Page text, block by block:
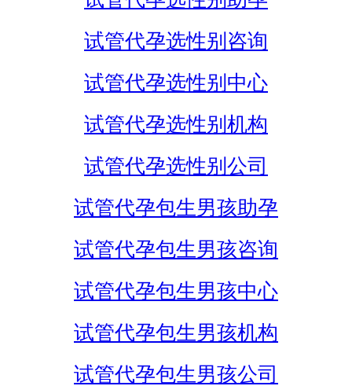
试管代孕选性别咨询
试管代孕选性别中心
试管代孕选性别机构
试管代孕选性别公司
试管代孕包生男孩助孕
试管代孕包生男孩咨询
试管代孕包生男孩中心
试管代孕包生男孩机构
试管代孕包生男孩公司